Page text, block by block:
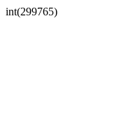
int(299765)